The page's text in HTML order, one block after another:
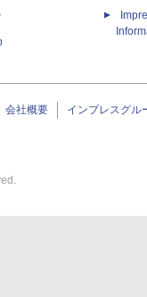
会社概要 インプレスグル